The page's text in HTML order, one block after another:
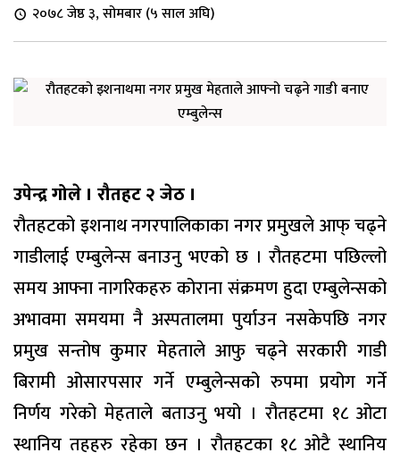
२०७८ जेष्ठ ३, सोमबार (५ साल अघि)
उपेन्द्र गोले । रौतहट २ जेठ ।
रौतहटको इशनाथ नगरपालिकाका नगर प्रमुखले आफ् चढ्ने
गाडीलाई एम्बुलेन्स बनाउनु भएको छ । रौतहटमा पछिल्लो
समय आफ्ना नागरिकहरु कोराना संक्रमण हुदा एम्बुलेन्सको
अभावमा समयमा नै अस्पतालमा पुर्याउन नसकेपछि नगर
प्रमुख सन्तोष कुमार मेहताले आफु चढ्ने सरकारी गाडी
बिरामी ओसारपसार गर्ने एम्बुलेन्सको रुपमा प्रयोग गर्ने
निर्णय गरेको मेहताले बताउनु भयो । रौतहटमा १८ ओटा
स्थानिय तहहरु रहेका छन । रौतहटका १८ ओटै स्थानिय